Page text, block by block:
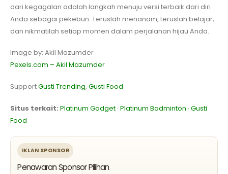
dari kegagalan adalah langkah menuju versi terbaik dari diri
Anda sebagai pekebun. Teruslah menanam, teruslah belajar,
dan nikmatilah setiap momen dalam perjalanan hijau Anda.
Image by: Akil Mazumder
Pexels.com – Akil Mazumder
SupportGusti Trending, Gusti Food
Situs terkait: Platinum Gadget · Platinum Badminton · Gusti
Food
IKLAN SPONSOR
Penawaran Sponsor Pilihan